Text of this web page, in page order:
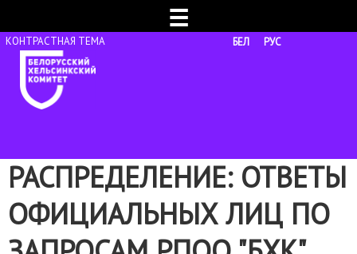
☰
БЕЛ РУС
РАСПРЕДЕЛЕНИЕ: ОТВЕТЫ
ОФИЦИАЛЬНЫХ ЛИЦ ПО